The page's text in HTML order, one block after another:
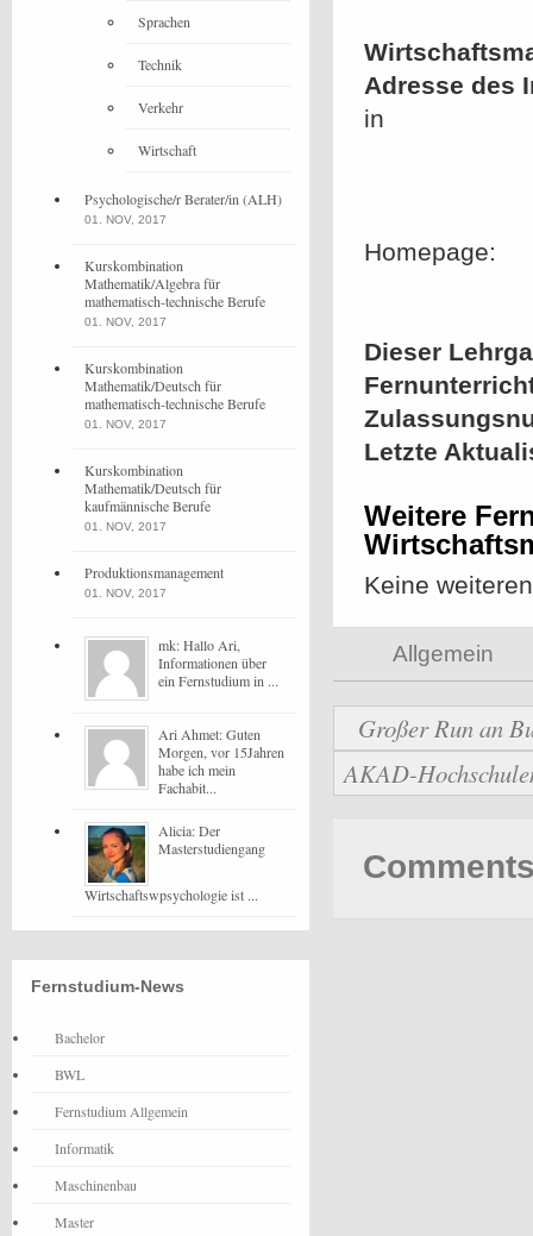
Adresse des
in
Homepage:
Dieser
Letzte
Weitere
Keine
Allgemein
Großer Run an
AKAD-
Sprachen
Technik
Verkehr
Wirtschaft
Psychologische/r Berater/in (ALH)
01. NOV, 2017
Kurskombination
Mathematik/Algebra für
mathematisch-technische Berufe
01. NOV, 2017
Kurskombination
Mathematik/Deutsch für
mathematisch-technische Berufe
01. NOV, 2017
Kurskombination
Mathematik/Deutsch für
kaufmännische Berufe
01. NOV, 2017
Produktionsmanagement
01. NOV, 2017
mk: Hallo Ari,
Informationen über
ein Fernstudium in ...
Ari Ahmet: Guten
Morgen, vor 15Jahren
habe ich mein
Fachabit...
Alicia: Der
Masterstudiengang
Wirtschaftswpsychologie ist ...
Fernstudium-News
Bachelor
BWL
Fernstudium Allgemein
Informatik
Maschinenbau
Master